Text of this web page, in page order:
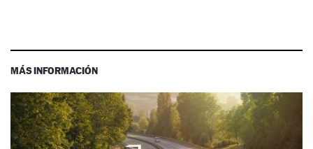
MÁS INFORMACIÓN